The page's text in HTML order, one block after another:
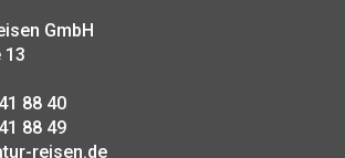
GmbH
13
88 40
88 49
reisen.de